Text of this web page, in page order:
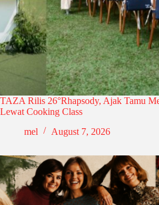
TAZA Rilis 26°Rhapsody, Ajak Tamu
Lewat Cooking Class
mel
August 7, 2026